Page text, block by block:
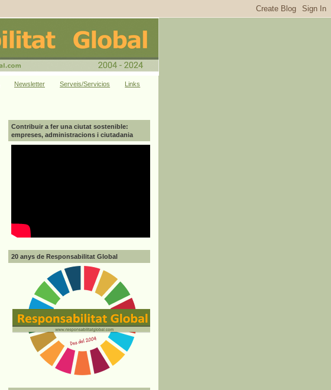
Newsletter Serveis/Servicios Links
Contribuir a fer una ciutat sostenible:
empreses, administracions i ciutadania
20 anys de Responsabilitat Global